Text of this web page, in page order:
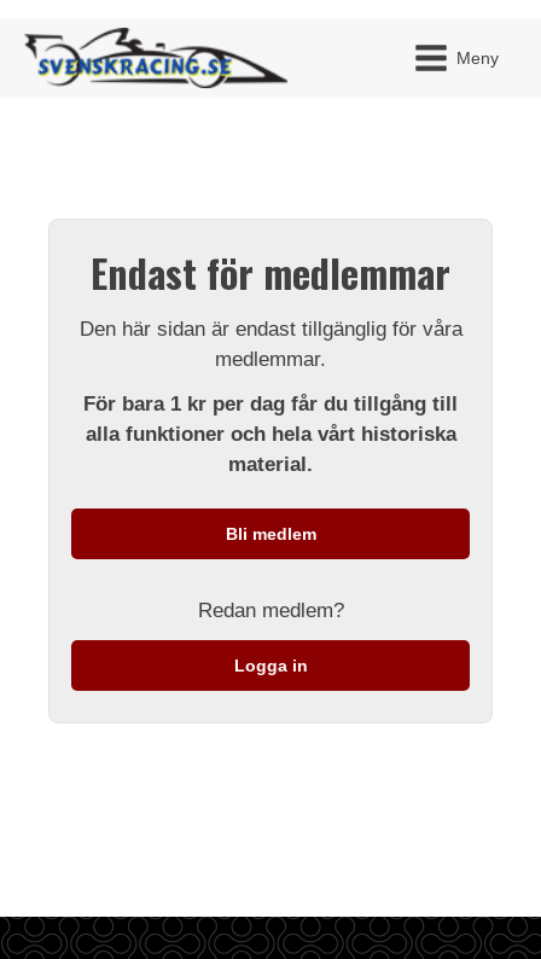
Meny
Endast för medlemmar
Den här sidan är endast tillgänglig för våra
medlemmar.
För bara 1 kr per dag får du tillgång till
alla funktioner och hela vårt historiska
material.
Bli medlem
Redan medlem?
Logga in